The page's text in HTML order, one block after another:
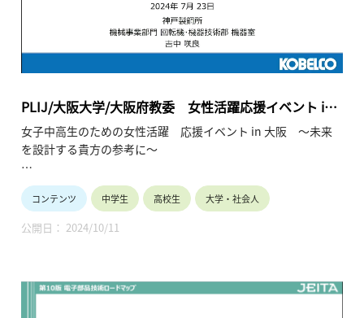
主催：一般社団法人 学びのイノベーション・プラットフォー
共催：大阪大学、大阪府教育委員会
PLIJ/大阪大学/大阪府教委 女性活躍応援イベント in
大阪 ～未来を設計する貴方の参考に～ご講演：製鉄
／設計（2024年7月23日）
女子中高生のための女性活躍 応援イベント in 大阪 ～未来
を設計する貴方の参考に～
女子中高生の皆様へ
10年後、私は何をしているんだろう？多様な未来の中で、企業
で活躍することは有力な選択肢です。現在企業で活躍中の少し
先輩の経験談を聞く事ができる大変貴重な機会です。
関西に拠点を置く企業に御参加頂いております。ダイバーシテ
コンテンツ 中学生 高校生 大学・社会人
公開日： 2024/10/11